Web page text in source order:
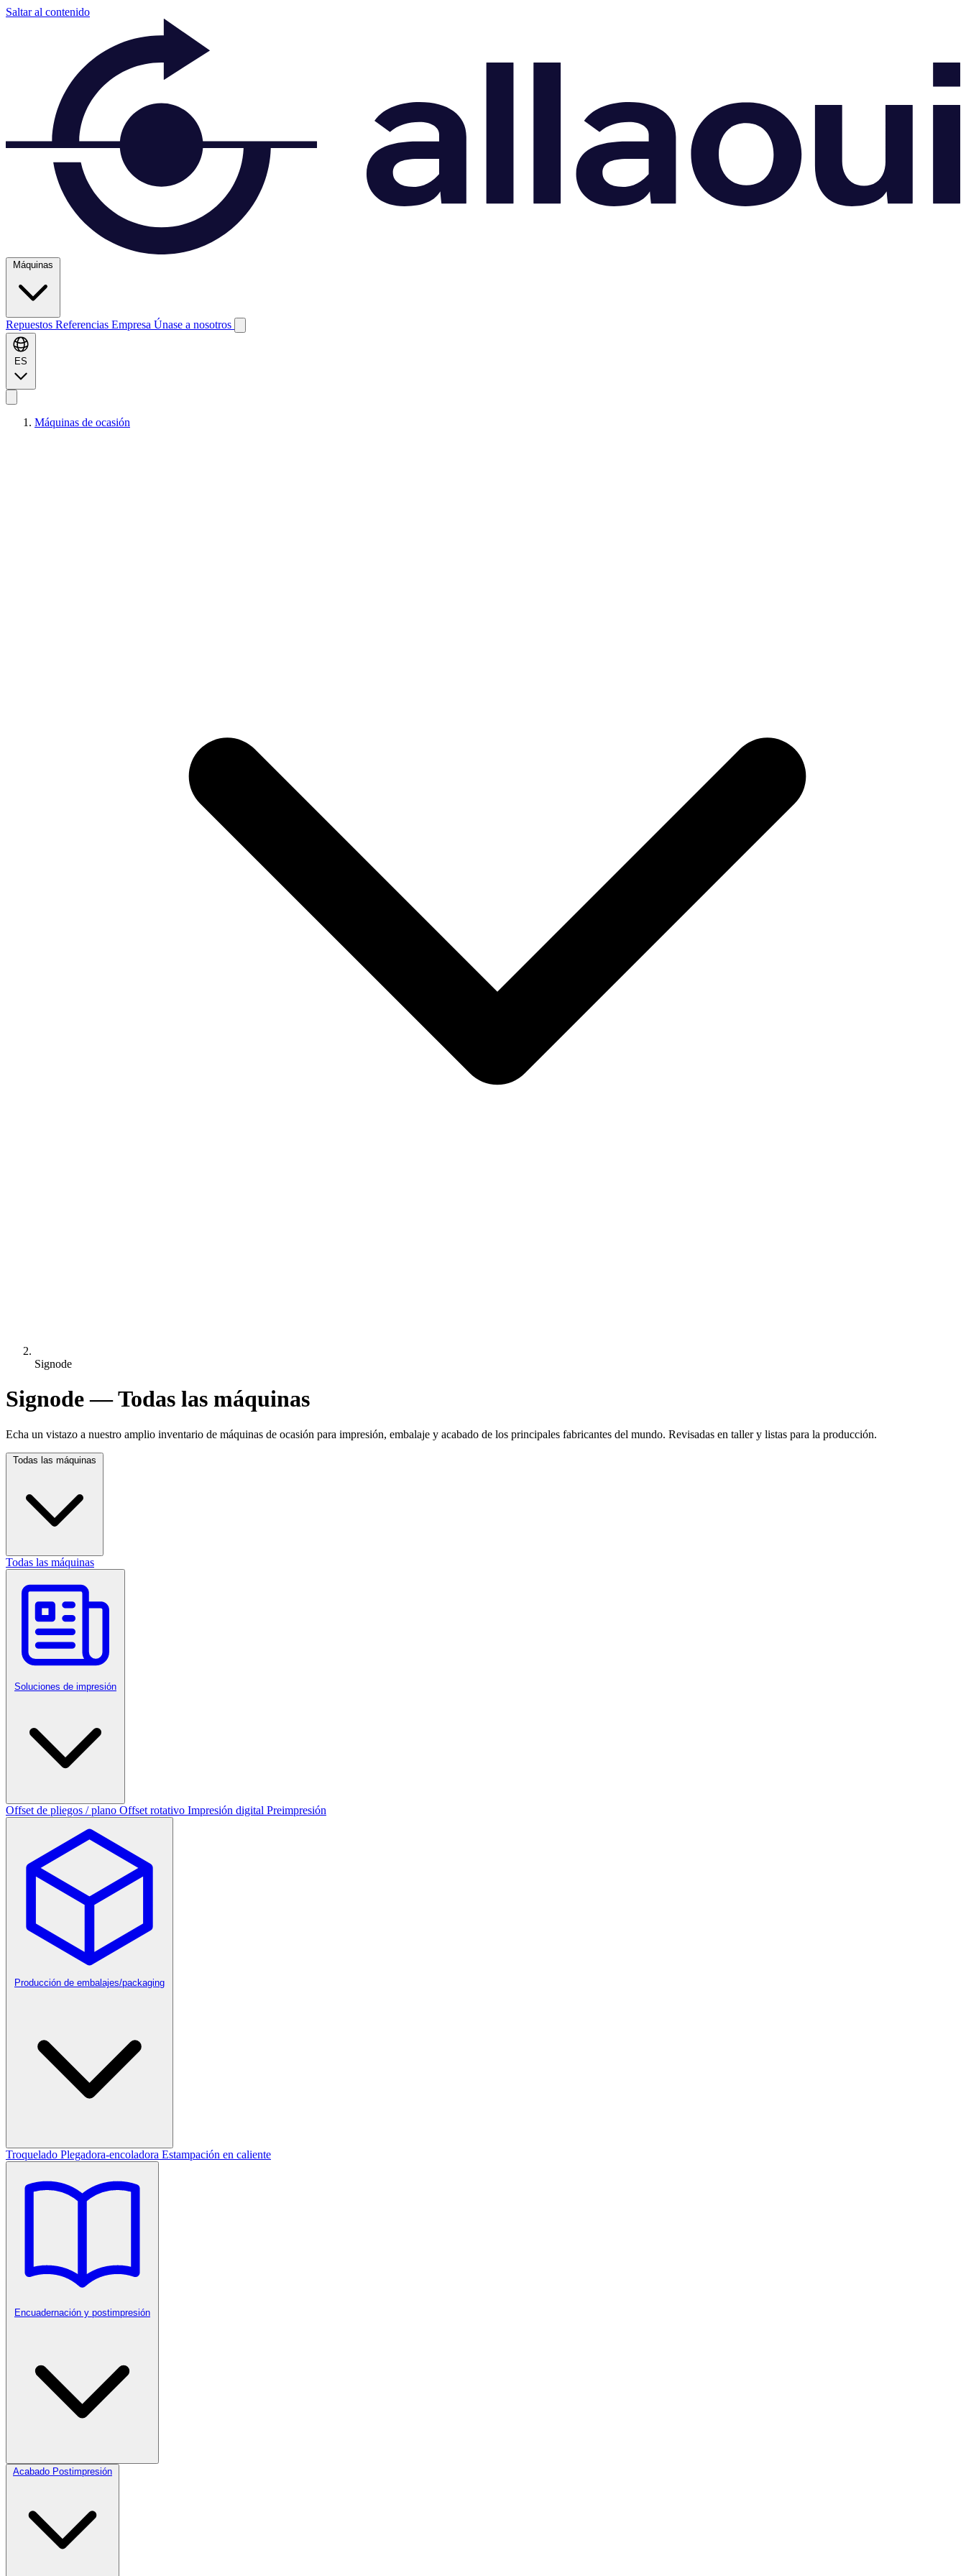
Saltar al contenido
Máquinas
Repuestos Referencias Empresa Únase a nosotros
ES
Máquinas de ocasión
Signode
Signode — Todas las máquinas
Echa un vistazo a nuestro amplio inventario de máquinas de ocasión para impresión, embalaje y acabado de los principales fabricantes del mundo. Revisadas en taller y listas para la producción.
Todas las máquinas
Todas las máquinas
Soluciones de impresión
Offset de pliegos / plano Offset rotativo Impresión digital Preimpresión
Producción de embalajes/packaging
Troquelado Plegadora-encoladora Estampación en caliente
Encuadernación y postimpresión
Acabado Postimpresión